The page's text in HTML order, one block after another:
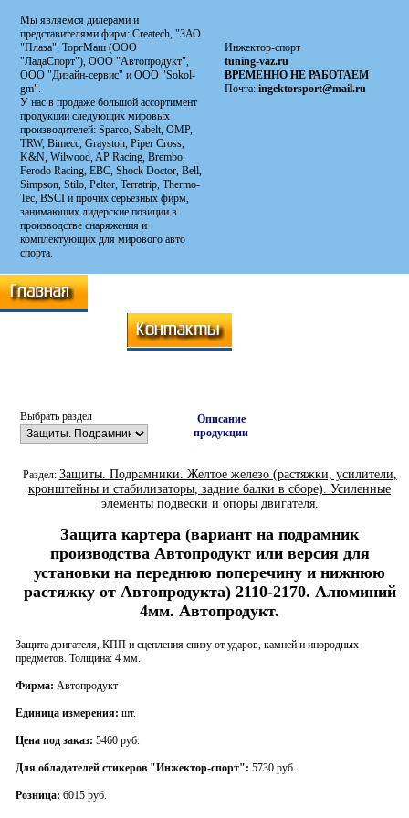
Мы являемся дилерами и
представителями фирм: Сreatech, "ЗАО
"Плаза", ТоргМаш (ООО
"ЛадаСпорт"), ООО "Автопродукт",
ООО "Дизайн-сервис" и ООО "Sokol-
gm".
У нас в продаже большой ассортимент
продукции следующих мировых
производителей: Sparco, Sabelt, OMP,
TRW, Bimecc, Grayston, Piper Cross,
K&N, Wilwood, AP Racing, Brembo,
Ferodo Racing, EBC, Shock Doctor, Bell,
Simpson, Stilo, Peltor, Terratrip, Thermo-
Tec, BSCI и прочих серьезных фирм,
занимающих лидерские позиции в
производстве снаряжения и
комплектующих для мирового авто
спорта.
Инжектор-спорт
tuning-vaz.ru
ВРЕМЕННО НЕ РАБОТАЕМ
Почта:ingektorsport@mail.ru
Выбрать раздел
Описание
продукции
Раздел: Защиты. Подрамники. Желтое железо (растяжки, усилители,
кронштейны и стабилизаторы, задние балки в сборе). Усиленные
элементы подвески и опоры двигателя.
Защита картера (вариант на подрамник
производства Автопродукт или версия для
установки на переднюю поперечину и нижнюю
растяжку от Автопродукта) 2110-2170. Алюминий
4мм. Автопродукт.
Защита двигателя, КПП и сцепления снизу от ударов, камней и инородных
предметов. Толщина: 4 мм.
Фирма: Автопродукт
Единица измерения: шт.
Цена под заказ: 5460 руб.
Для обладателей стикеров "Инжектор-спорт": 5730 руб.
Розница: 6015 руб.